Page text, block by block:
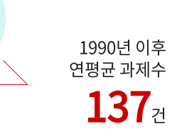
1990년 이후
연평균 과제수
137건